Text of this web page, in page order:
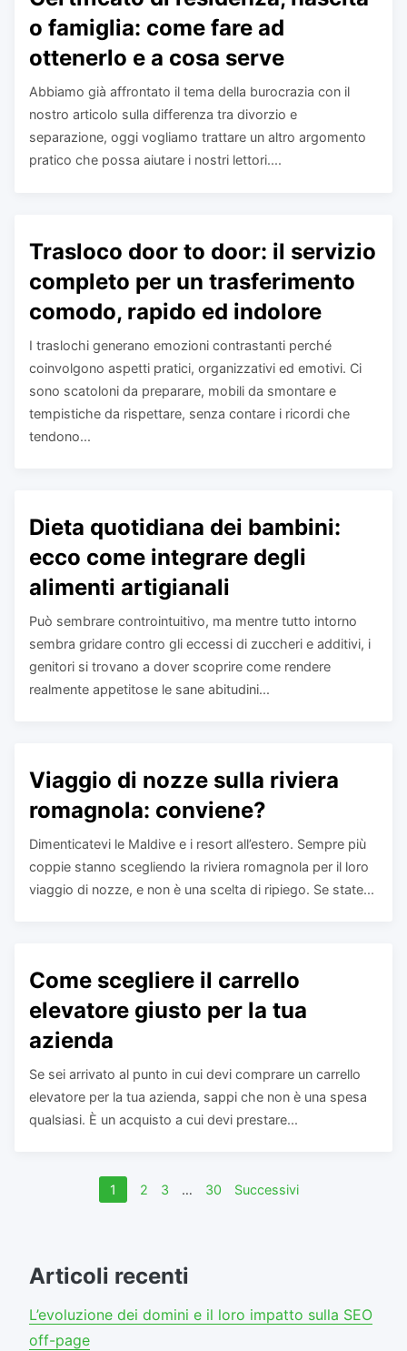
o famiglia: come fare ad
ottenerlo e a cosa serve
Abbiamo già affrontato il tema della burocrazia con il
nostro articolo sulla differenza tra divorzio e
separazione, oggi vogliamo trattare un altro argomento
pratico che possa aiutare i nostri lettori....
Trasloco door to door: il servizio
completo per un trasferimento
comodo, rapido ed indolore
I traslochi generano emozioni contrastanti perché
coinvolgono aspetti pratici, organizzativi ed emotivi. Ci
sono scatoloni da preparare, mobili da smontare e
tempistiche da rispettare, senza contare i ricordi che
tendono...
Dieta quotidiana dei bambini:
ecco come integrare degli
alimenti artigianali
Può sembrare controintuitivo, ma mentre tutto intorno
sembra gridare contro gli eccessi di zuccheri e additivi, i
genitori si trovano a dover scoprire come rendere
realmente appetitose le sane abitudini...
Viaggio di nozze sulla riviera
romagnola: conviene?
Dimenticatevi le Maldive e i resort all’estero. Sempre più
coppie stanno scegliendo la riviera romagnola per il loro
viaggio di nozze, e non è una scelta di ripiego. Se state...
Come scegliere il carrello
elevatore giusto per la tua
azienda
Se sei arrivato al punto in cui devi comprare un carrello
elevatore per la tua azienda, sappi che non è una spesa
qualsiasi. È un acquisto a cui devi prestare...
Navigazione
1 2 3 … 30 Successivi
Articoli recenti
L’evoluzione dei domini e il loro impatto sulla SEO
off-page